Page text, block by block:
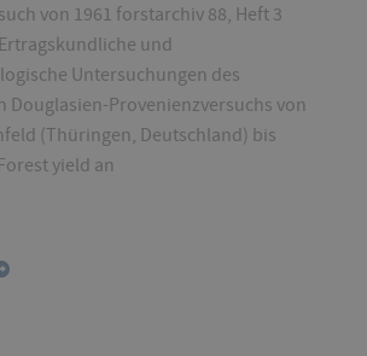
von 1961 forstarchiv 88, Heft 3
und
Untersuchungen des
Douglasien-Provenienzversuchs von
(Thüringen, Deutschland) bis
yield an